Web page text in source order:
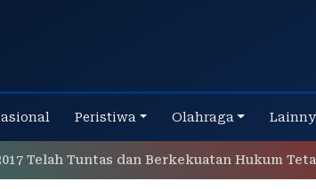
Peristiwa Olahraga
Tuntas dan Berkekuatan Hukum Tetap